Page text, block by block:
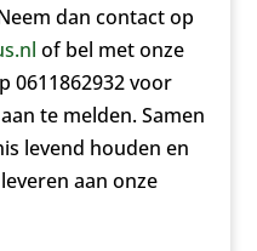
dan contact op
of bel met onze
0611862932 voor
te melden. Samen
levend houden en
aan onze